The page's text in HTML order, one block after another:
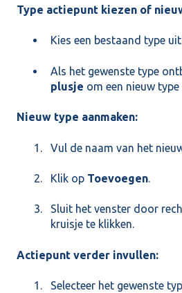
Type actiepunt kiezen of
Kies een bestaand type
Als het gewenste type
plusje om een nieuw
Nieuw type aanmaken:
Vul de naam van het
Klik op Toevoegen.
Sluit het venster door
kruisje te klikken.
Actiepunt verder invullen:
Selecteer het gewenste